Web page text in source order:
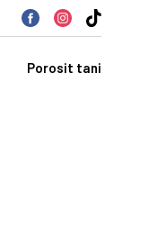
Porosit tani